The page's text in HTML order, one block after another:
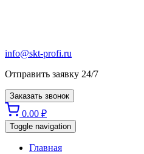
info@skt-profi.ru
Отправить заявку 24/7
Заказать звонок
0.00 ₽
Toggle navigation
Главная